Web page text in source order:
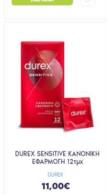
DUREX
DUREX SENSITIVE ΚΑΝΟΝΙΚΗ
ΕΦΑΡΜΟΓΗ 12τμχ
11,00€